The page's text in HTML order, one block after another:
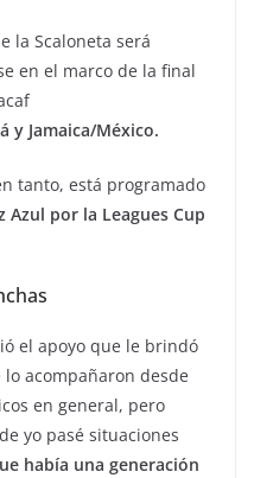
la Scaloneta será
en el marco de la final
y Jamaica/México.
tanto, está programado
Azul por la Leagues Cup
el apoyo que le brindó
acompañaron desde
en general, pero
yo pasé situaciones
había una generación